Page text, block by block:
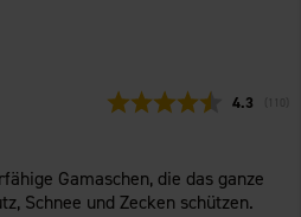
4.3 110
Gamaschen, die das ganze
Schnee und Zecken schützen.